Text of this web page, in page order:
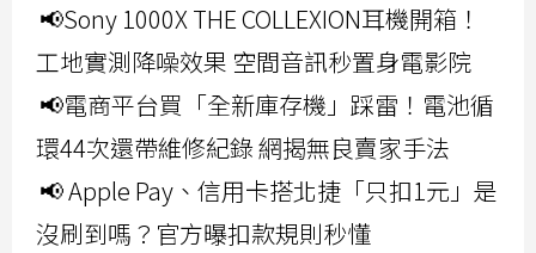
📢Sony 1000X THE COLLEXION耳機開箱！
工地實測降噪效果 空間音訊秒置身電影院
📢電商平台買「全新庫存機」踩雷！電池循
環44次還帶維修紀錄 網揭無良賣家手法
📢 Apple Pay、信用卡搭北捷「只扣1元」是
沒刷到嗎？官方曝扣款規則秒懂